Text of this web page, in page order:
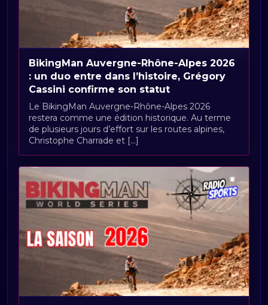
BikingMan Auvergne-Rhône-Alpes 2026
: un duo entre dans l’histoire, Grégory
Cassini confirme son statut
Le BikingMan Auvergne-Rhône-Alpes 2026
restera comme une édition historique. Au terme
de plusieurs jours d’effort sur les routes alpines,
Christophe Charrade et [...]